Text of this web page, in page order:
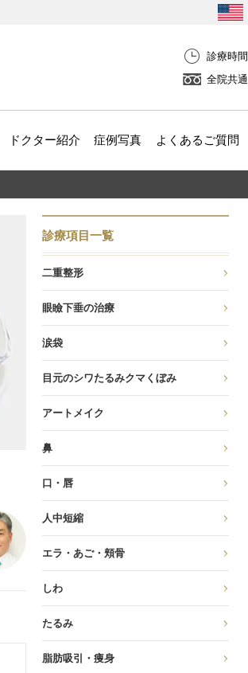
診療時間
全院共通
ドクター紹介 症例写真 よくあるご質問
診療項目一覧
二重整形
眼瞼下垂の治療
涙袋
目元のシワたるみクマくぼみ
アートメイク
鼻
口・唇
人中短縮
エラ・あご・頬骨
しわ
たるみ
脂肪吸引・痩身